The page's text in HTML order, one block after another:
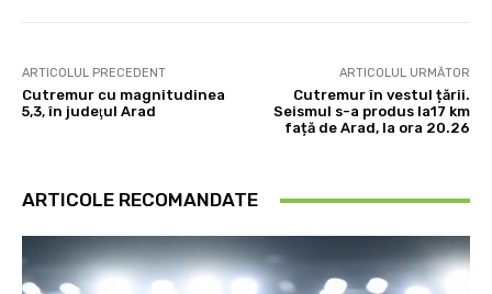
ARTICOLUL PRECEDENT
Cutremur cu magnitudinea
5,3, în judeţul Arad
ARTICOLUL URMĂTOR
Cutremur în vestul țării.
Seismul s-a produs la17 km
față de Arad, la ora 20.26
ARTICOLE RECOMANDATE